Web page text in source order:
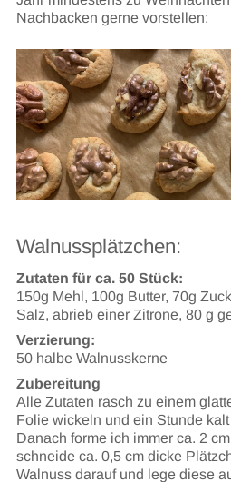
Nachbacken gerne vorstellen:
Walnussplätzchen:
Zutaten für ca. 50 Stück:
150g Mehl, 100g Butter, 70g
Salz, abrieb einer Zitrone, 80 g
Verzierung:
50 halbe Walnusskerne
Zubereitung
Alle Zutaten rasch zu einem
Folie wickeln und ein Stunde
Danach forme ich immer ca. 2
schneide ca. 0,5 cm dicke
Walnuss darauf und lege diese